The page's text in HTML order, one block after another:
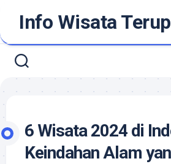
contentInfo Wisata
6 Wisata 2024 di
Keindahan Alam